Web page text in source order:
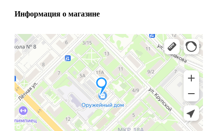
Информация о магазине